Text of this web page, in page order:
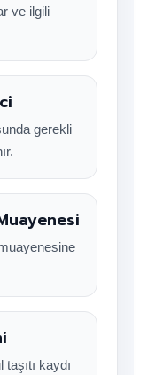
ve ilgili
gerekli
kaydı